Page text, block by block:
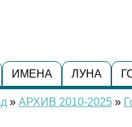
ИМЕНА ЛУНА
» АРХИВ 2010-2025 »